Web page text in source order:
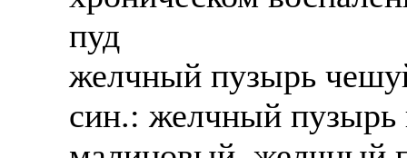
пуд
желчный пузырь
син.: желчный